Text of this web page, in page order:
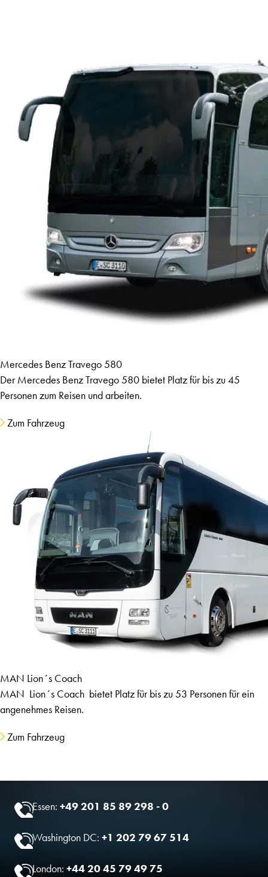
Mercedes Benz Travego 580
Der Mercedes Benz Travego 580 bietet Platz für bis zu 45
Personen zum Reisen und arbeiten.
Zum Fahrzeug
MAN Lion´s Coach
MAN Lion´s Coach bietet Platz für bis zu 53 Personen für ein
angenehmes Reisen.
Zum Fahrzeug
Essen:+49 201 85 89 298 - 0
Washington DC:+1 202 79 67 514
London:+44 20 45 79 49 75